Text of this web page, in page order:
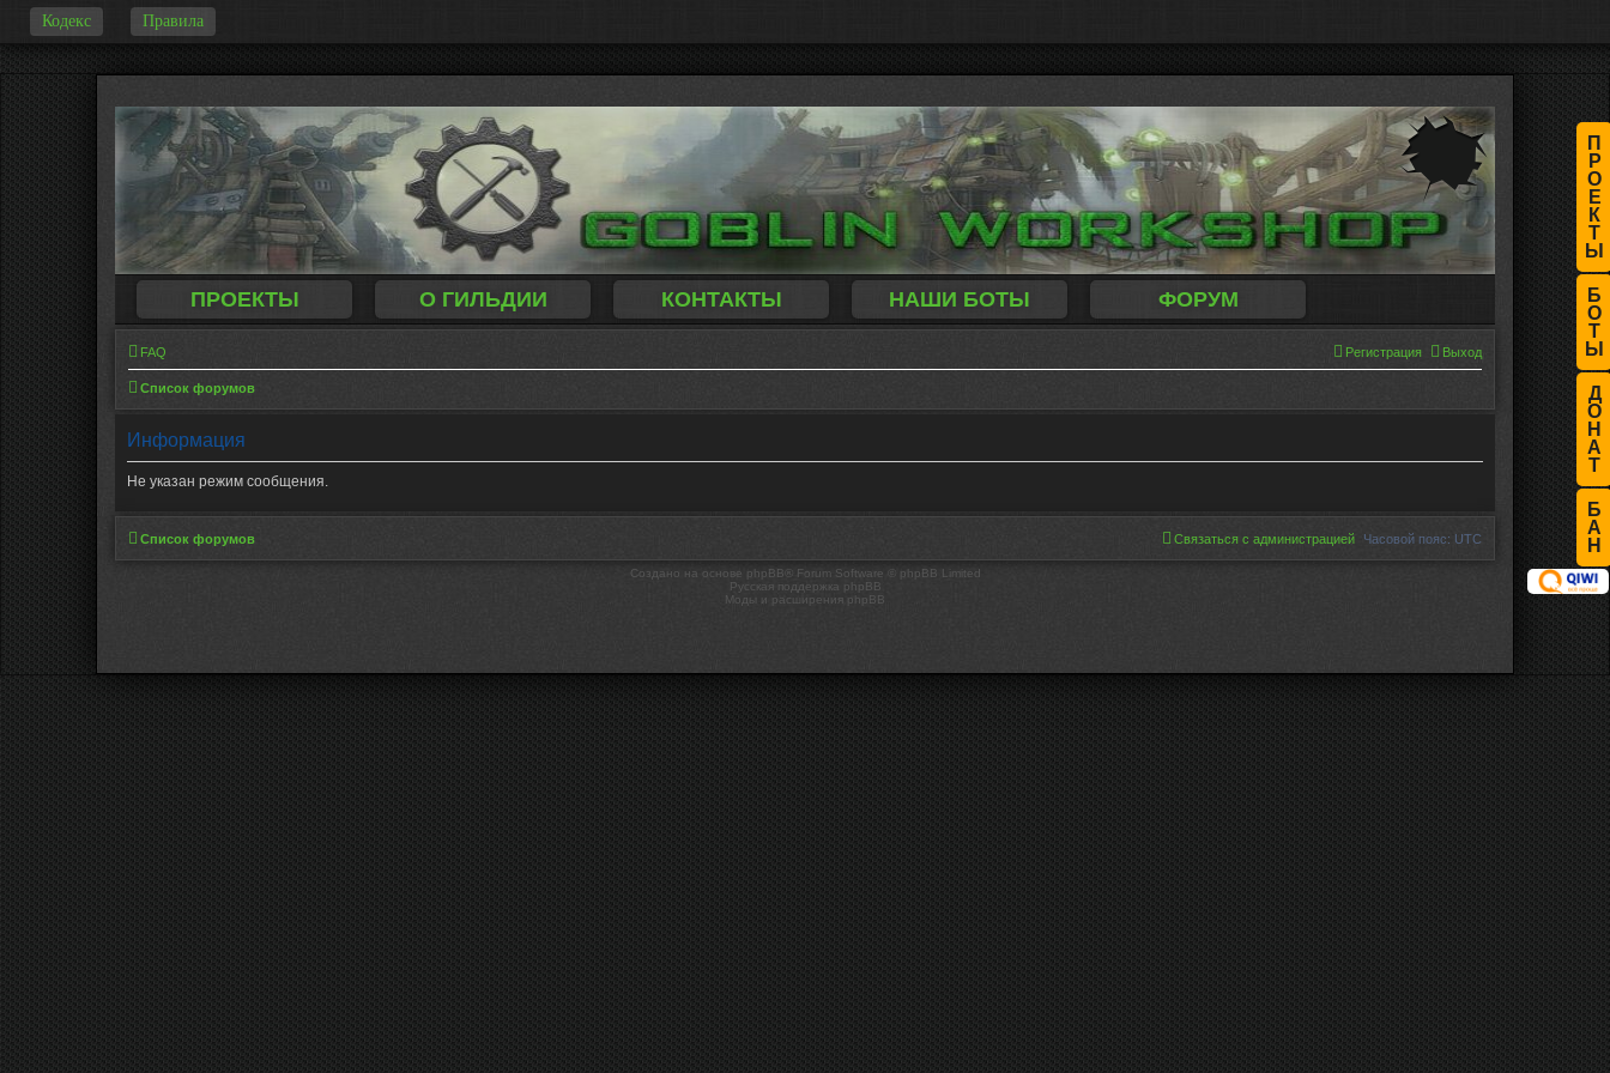
Кодекс Правила
П
Р
О
Е
К
Т
Ы
Б
О
Т
Ы
Д
О
Н
А
Т
Б
А
Н
ПРОЕКТЫ О ГИЛЬДИИ КОНТАКТЫ НАШИ БОТЫ ФОРУМ
FAQ Выход
Регистрация
Список форумов
Информация
Не указан режим сообщения.
Список форумов Часовой пояс: UTC
Связаться с администрацией
Создано на основе phpBB® Forum Software © phpBB Limited
Русская поддержка phpBB
Моды и расширения phpBB